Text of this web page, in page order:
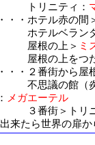
ティ：
・・ホテル赤の間
ベランダ
の上＞ ミ
上をつたって
・・２番街から屋
館（炎のかか
メガエーテル
＞トリニ
来たら世界の扉